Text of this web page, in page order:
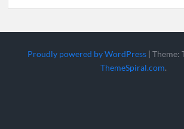
Proudly powered by WordPress | Theme:
ThemeSpiral.com.